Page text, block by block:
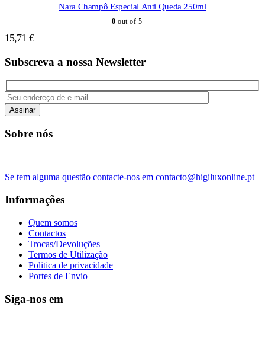
Nara Champô Especial Anti Queda 250ml
0 out of 5
15,71 €
Subscreva a nossa Newsletter
Assinar
Sobre nós
Se tem alguma questão contacte-nos em contacto@higiluxonline.pt
Informações
Quem somos
Contactos
Trocas/Devoluções
Termos de Utilização
Politica de privacidade
Portes de Envio
Siga-nos em